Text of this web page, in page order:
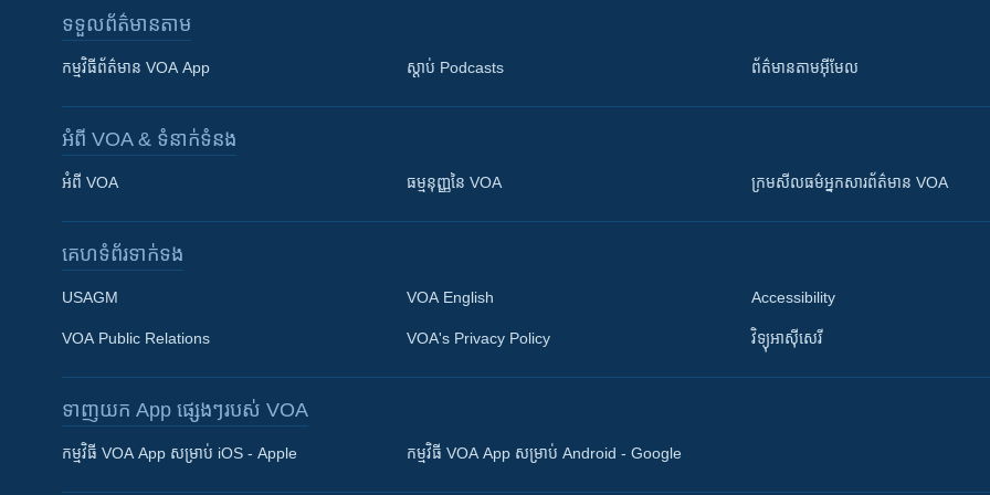
Khmer English
ទទួល​ព័ត៌មាន​តាម
កម្មវិធី​ព័ត៌មាន VOA App ស្តាប់ Podcasts ព័ត៌មាន​តាម​អ៊ីមែល
អំពី​ VOA & ទំនាក់ទំនង
អំពី​ VOA ធម្មនុញ្ញ​នៃ VOA ក្រម​​​សីលធម៌​​​អ្នក​​​សារព័ត៌មាន VOA
គេហទំព័រ​​ទាក់ទង
USAGM
VOA Public Relations
VOA English
VOA's Privacy Policy
Accessibility
វិទ្យុ​អាស៊ី​សេរី
ទាញយក​ App ផ្សេងៗ​របស់​ VOA
កម្មវិធី​ VOA App សម្រាប់ iOS - Apple កម្មវិធី​ VOA App សម្រាប់ Android - Google